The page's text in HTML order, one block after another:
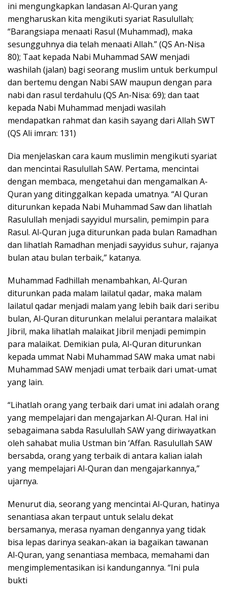
ini mengungkapkan landasan Al-Quran yang
mengharuskan kita mengikuti syariat Rasulullah;
“Barangsiapa menaati Rasul (Muhammad), maka
sesungguhnya dia telah menaati Allah.” (QS An-Nisa
80); Taat kepada Nabi Muhammad SAW menjadi
washilah (jalan) bagi seorang muslim untuk berkumpul
dan bertemu dengan Nabi SAW maupun dengan para
nabi dan rasul terdahulu (QS An-Nisa: 69); dan taat
kepada Nabi Muhammad menjadi wasilah
mendapatkan rahmat dan kasih sayang dari Allah SWT
(QS Ali imran: 131)
Dia menjelaskan cara kaum muslimin mengikuti syariat
dan mencintai Rasulullah SAW. Pertama, mencintai
dengan membaca, mengetahui dan mengamalkan A-
Quran yang ditinggalkan kepada umatnya. “Al Quran
diturunkan kepada Nabi Muhammad Saw dan lihatlah
Rasulullah menjadi sayyidul mursalin, pemimpin para
Rasul. Al-Quran juga diturunkan pada bulan Ramadhan
dan lihatlah Ramadhan menjadi sayyidus suhur, rajanya
bulan atau bulan terbaik,” katanya.
Muhammad Fadhillah menambahkan, Al-Quran
diturunkan pada malam lailatul qadar, maka malam
lailatul qadar menjadi malam yang lebih baik dari seribu
bulan, Al-Quran diturunkan melalui perantara malaikat
Jibril, maka lihatlah malaikat Jibril menjadi pemimpin
para malaikat. Demikian pula, Al-Quran diturunkan
kepada ummat Nabi Muhammad SAW maka umat nabi
Muhammad SAW menjadi umat terbaik dari umat-umat
yang lain.
“Lihatlah orang yang terbaik dari umat ini adalah orang
yang mempelajari dan mengajarkan Al-Quran. Hal ini
sebagaimana sabda Rasulullah SAW yang diriwayatkan
oleh sahabat mulia Ustman bin ‘Affan. Rasulullah SAW
bersabda, orang yang terbaik di antara kalian ialah
yang mempelajari Al-Quran dan mengajarkannya,”
ujarnya.
Menurut dia, seorang yang mencintai Al-Quran, hatinya
senantiasa akan terpaut untuk selalu dekat
bersamanya, merasa nyaman dengannya yang tidak
bisa lepas darinya seakan-akan ia bagaikan tawanan
Al-Quran, yang senantiasa membaca, memahami dan
mengimplementasikan isi kandungannya. “Ini pula
bukti